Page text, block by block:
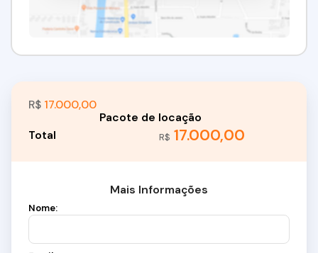
R$ 17.000,00
R$ 17.000,00
Mais Informações
Nome: